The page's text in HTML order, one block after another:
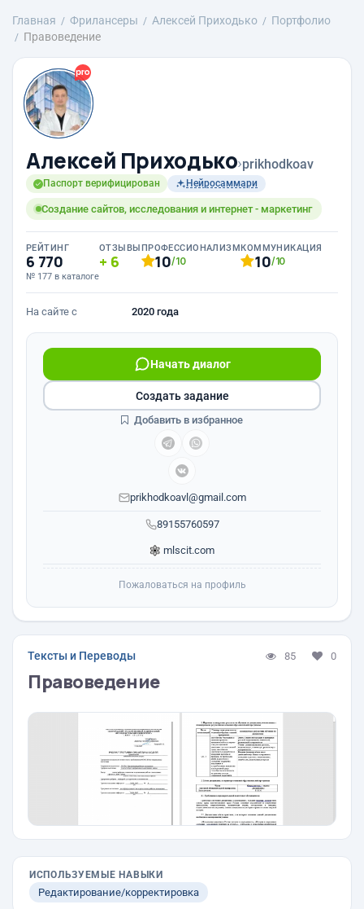
Главная Фрилансеры Алексей Приходько
Портфолио
Правоведение
Алексей Приходько›prikhodkoav
Паспорт верифицирован Нейросаммари
Создание сайтов, исследования и интернет - маркетинг
РЕЙТИНГ
6 770
№ 177 в каталоге
ОТЗЫВЫ
6
ПРОФЕССИОНАЛИЗМ
10/10
КОММУНИКАЦИЯ
10/10
На сайте с 2020 года
89155760597
Начать диалог
prikhodkoavl@gmail.com
mlscit.com
Создать задание
Добавить в избранное
Пожаловаться на профиль
Тексты и Переводы 85 0
Правоведение
ИСПОЛЬЗУЕМЫЕ НАВЫКИ
Редактирование/корректировка